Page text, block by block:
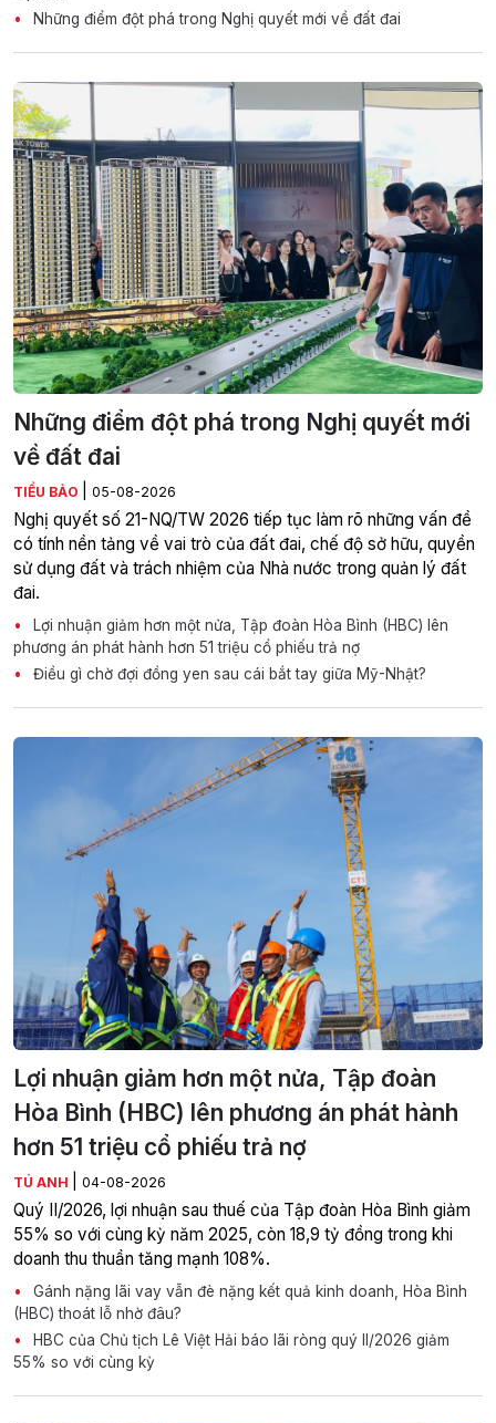
Những điểm đột phá trong Nghị quyết mới về đất đai
Những điểm đột phá trong Nghị quyết mới
về đất đai
TIỂU BẢO 05-08-2026
Nghị quyết số 21-NQ/TW 2026 tiếp tục làm rõ những vấn đề
có tính nền tảng về vai trò của đất đai, chế độ sở hữu, quyền
sử dụng đất và trách nhiệm của Nhà nước trong quản lý đất
đai.
Lợi nhuận giảm hơn một nửa, Tập đoàn Hòa Bình (HBC) lên
phương án phát hành hơn 51 triệu cổ phiếu trả nợ
Điều gì chờ đợi đồng yen sau cái bắt tay giữa Mỹ-Nhật?
Lợi nhuận giảm hơn một nửa, Tập đoàn
Hòa Bình (HBC) lên phương án phát hành
hơn 51 triệu cổ phiếu trả nợ
TÚ ANH 04-08-2026
Quý II/2026, lợi nhuận sau thuế của Tập đoàn Hòa Bình giảm
55% so với cùng kỳ năm 2025, còn 18,9 tỷ đồng trong khi
doanh thu thuần tăng mạnh 108%.
Gánh nặng lãi vay vẫn đè nặng kết quả kinh doanh, Hòa Bình
(HBC) thoát lỗ nhờ đâu?
HBC của Chủ tịch Lê Việt Hải báo lãi ròng quý II/2026 giảm
55% so với cùng kỳ